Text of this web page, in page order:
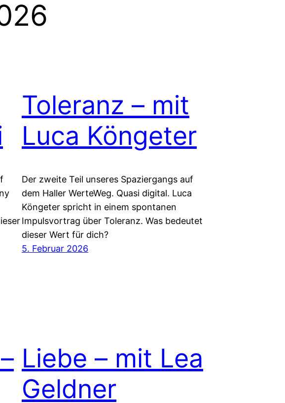
Toleranz – mit
Luca Köngeter
Der zweite Teil unseres Spaziergangs auf
dem Haller WerteWeg. Quasi digital. Luca
Köngeter spricht in einem spontanen
Impulsvortrag über Toleranz. Was bedeutet
dieser Wert für dich?
5. Februar 2026
Liebe – mit Lea
Geldner